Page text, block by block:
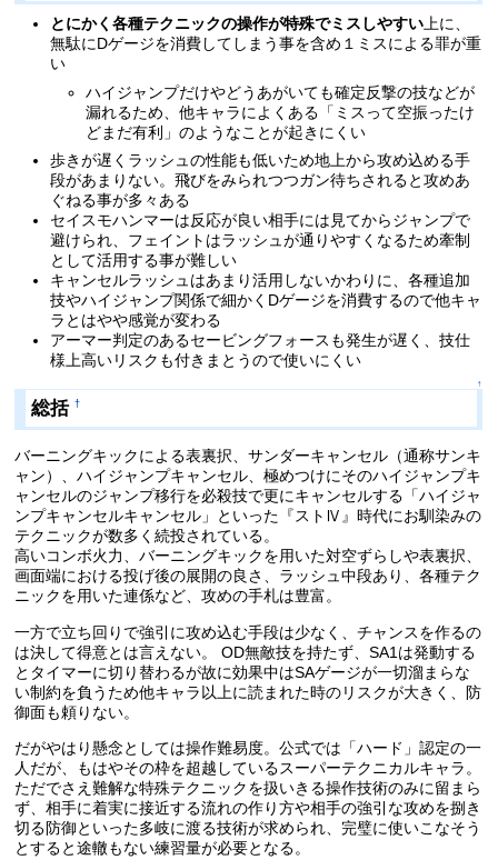
とにかく各種テクニックの操作が特殊でミスしやすい上に、
無駄にDゲージを消費してしまう事を含め１ミスによる罪が重
い
ハイジャンプだけやどうあがいても確定反撃の技などが
漏れるため、他キャラによくある「ミスって空振ったけ
どまだ有利」のようなことが起きにくい
歩きが遅くラッシュの性能も低いため地上から攻め込める手
段があまりない。飛びをみられつつガン待ちされると攻めあ
ぐねる事が多々ある
セイスモハンマーは反応が良い相手には見てからジャンプで
避けられ、フェイントはラッシュが通りやすくなるため牽制
として活用する事が難しい
キャンセルラッシュはあまり活用しないかわりに、各種追加
技やハイジャンプ関係で細かくDゲージを消費するので他キャ
ラとはやや感覚が変わる
アーマー判定のあるセービングフォースも発生が遅く、技仕
様上高いリスクも付きまとうので使いにくい
↑
総括 †
バーニングキックによる表裏択、サンダーキャンセル（通称サンキ
ャン）、ハイジャンプキャンセル、極めつけにそのハイジャンプキ
ャンセルのジャンプ移行を必殺技で更にキャンセルする「ハイジャ
ンプキャンセルキャンセル」といった『ストⅣ』時代にお馴染みの
テクニックが数多く続投されている。
高いコンボ火力、バーニングキックを用いた対空ずらしや表裏択、
画面端における投げ後の展開の良さ、ラッシュ中段あり、各種テク
ニックを用いた連係など、攻めの手札は豊富。
一方で立ち回りで強引に攻め込む手段は少なく、チャンスを作るの
は決して得意とは言えない。 OD無敵技を持たず、SA1は発動する
とタイマーに切り替わるが故に効果中はSAゲージが一切溜まらな
い制約を負うため他キャラ以上に読まれた時のリスクが大きく、防
御面も頼りない。
だがやはり懸念としては操作難易度。公式では「ハード」認定の一
人だが、もはやその枠を超越しているスーパーテクニカルキャラ。
ただでさえ難解な特殊テクニックを扱いきる操作技術のみに留まら
ず、相手に着実に接近する流れの作り方や相手の強引な攻めを捌き
切る防御といった多岐に渡る技術が求められ、完璧に使いこなそう
とすると途轍もない練習量が必要となる。